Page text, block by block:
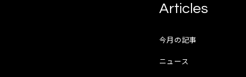
Articles
今月の記事
ニュース